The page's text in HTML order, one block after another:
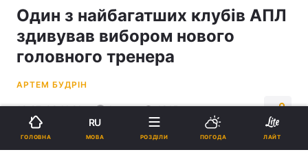
Один з найбагатших клубів АПЛ
здивував вибором нового
головного тренера
АРТЕМ БУДРІН
19:27, 08.11.21 1 хв. 1815
Підпишіться на нас в Google
ГОЛОВНА
RU
МОВА РОЗДІЛИ ПОГОДА ЛАЙТ